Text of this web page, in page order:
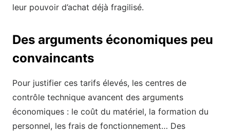
leur pouvoir d’achat déjà fragilisé.
Des arguments économiques peu
convaincants
Pour justifier ces tarifs élevés, les centres de
contrôle technique avancent des arguments
économiques : le coût du matériel, la formation du
personnel, les frais de fonctionnement… Des